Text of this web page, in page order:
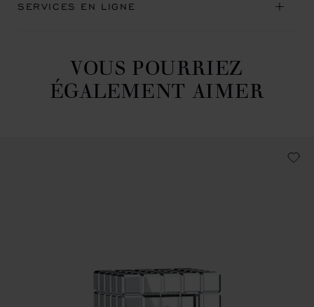
SERVICES EN LIGNE
VOUS POURRIEZ
ÉGALEMENT AIMER